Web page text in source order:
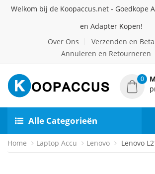
Welkom bij de Koopaccus.net - Goedkope
en Adapter Kopen!
Over Ons
Verzenden en
Annuleren en Retourneren
0
Alle Categorieën
Home Laptop Accu Lenovo Lenovo